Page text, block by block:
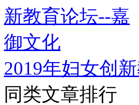
2019年妇女创
同类文章排行